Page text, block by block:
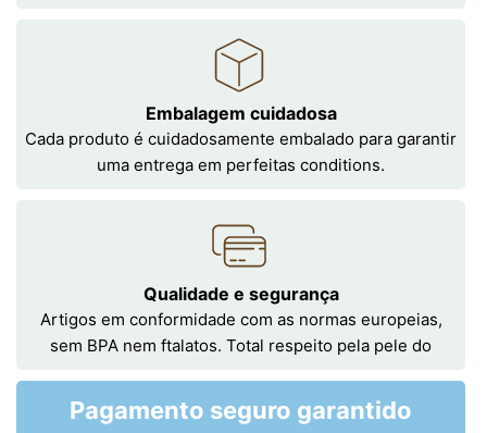
Embalagem cuidadosa
Cada produto é cuidadosamente embalado para garantir
uma entrega em perfeitas conditions.
Qualidade e segurança
Artigos em conformidade com as normas europeias,
sem BPA nem ftalatos. Total respeito pela pele do
Pagamento seguro garantido